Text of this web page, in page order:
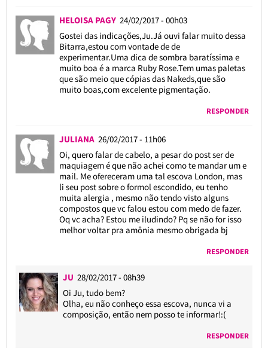
HELOISA PAGY 24/02/2017 - 00h03
Gostei das indicações,Ju.Já ouvi falar muito dessa
Bitarra,estou com vontade de de
experimentar.Uma dica de sombra baratíssima e
muito boa é a marca Ruby Rose.Tem umas paletas
que são meio que cópias das Nakeds,que são
muito boas,com excelente pigmentação.
RESPONDER
JULIANA 26/02/2017 - 11h06
Oi, quero falar de cabelo, a pesar do post ser de
maquiagem é que não achei como te mandar um e
mail. Me ofereceram uma tal escova London, mas
li seu post sobre o formol escondido, eu tenho
muita alergia , mesmo não tendo visto alguns
compostos que vc falou estou com medo de fazer.
Oq vc acha? Estou me iludindo? Pq se não for isso
melhor voltar pra amônia mesmo obrigada bj
RESPONDER
JU 28/02/2017 - 08h39
Oi Ju, tudo bem?
Olha, eu não conheço essa escova, nunca vi a
composição, então nem posso te informar!:(
RESPONDER